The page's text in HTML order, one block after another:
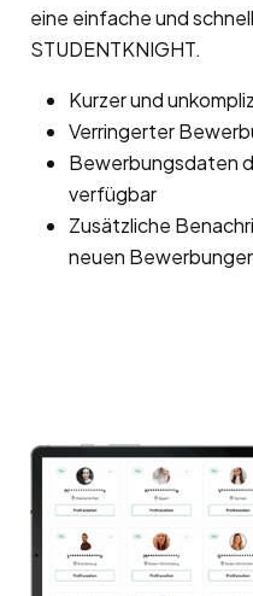
eine einfache und
STUDENTKNIGHT.
Kurzer und
Verringerter
Bewerbungsdaten
verfügbar
Zusätzliche
neuen